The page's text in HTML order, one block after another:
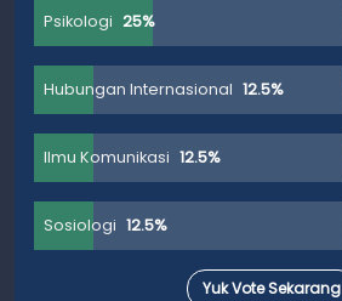
Psikologi 25%
Hubungan Internasional 12.5%
Ilmu Komunikasi 12.5%
Sosiologi 12.5%
Yuk Vote Sekarang